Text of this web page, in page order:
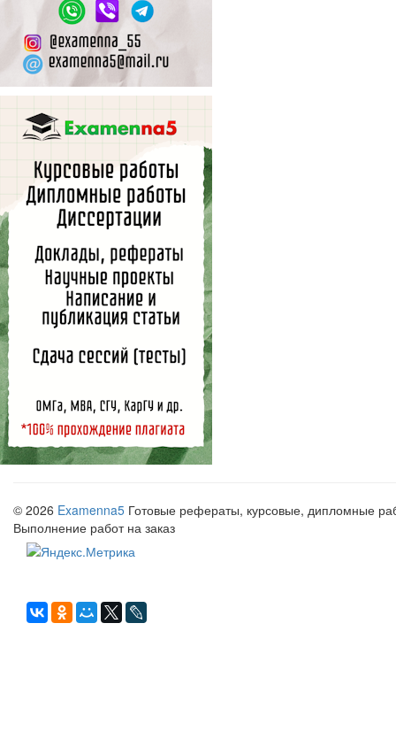
© 2026 Examenna5 Готовые рефераты, курсовые, дипломные
Выполнение работ на заказ